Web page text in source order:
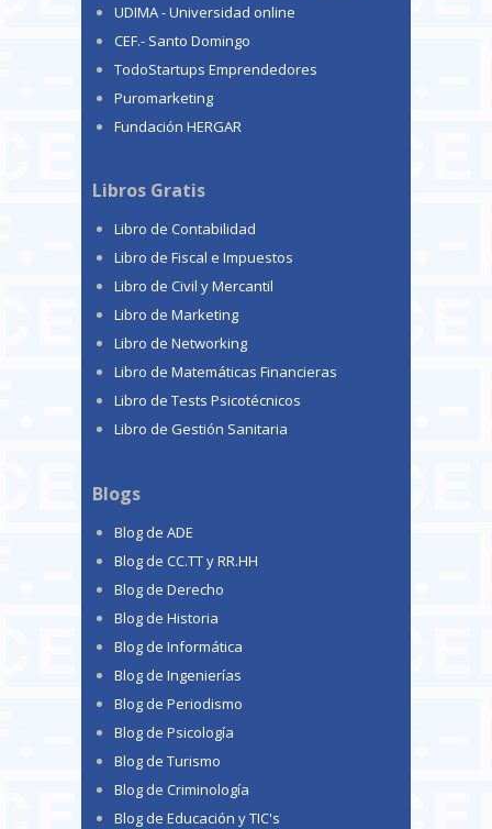
UDIMA - Universidad online
CEF.- Santo Domingo
TodoStartups Emprendedores
Puromarketing
Fundación HERGAR
Libros Gratis
Libro de Contabilidad
Libro de Fiscal e Impuestos
Libro de Civil y Mercantil
Libro de Marketing
Libro de Networking
Libro de Matemáticas Financieras
Libro de Tests Psicotécnicos
Libro de Gestión Sanitaria
Blogs
Blog de ADE
Blog de CC.TT y RR.HH
Blog de Derecho
Blog de Historia
Blog de Informática
Blog de Ingenierías
Blog de Periodismo
Blog de Psicología
Blog de Turismo
Blog de Criminología
Blog de Educación y TIC's